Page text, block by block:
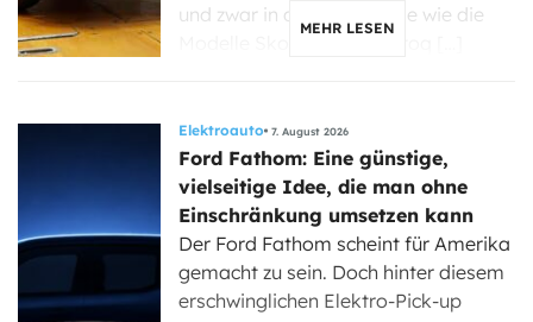
und zwar in derselben Linie wie die
MEHR LESEN
Elektroauto 7. August 2026
Ford Fathom: Eine günstige,
vielseitige Idee, die man ohne
Einschränkung umsetzen kann
Der Ford Fathom scheint für Amerika
gemacht zu sein. Doch hinter diesem
erschwinglichen Elektro-Pick-up